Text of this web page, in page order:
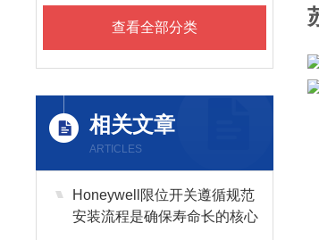
查看全部分类
相关文章
ARTICLES
Honeywell限位开关遵循规范
安装流程是确保寿命长的核心